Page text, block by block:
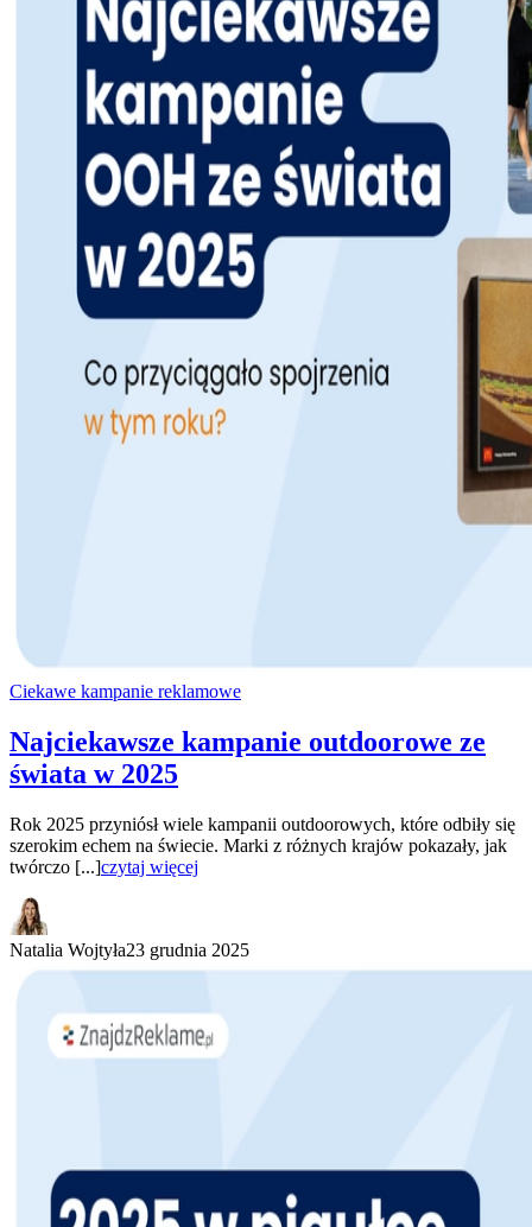
Ciekawe kampanie reklamowe
Najciekawsze kampanie outdoorowe ze
świata w 2025
Rok 2025 przyniósł wiele kampanii outdoorowych, które odbiły się
szerokim echem na świecie. Marki z różnych krajów pokazały, jak
twórczo [...]czytaj więcej
Natalia Wojtyła23 grudnia 2025